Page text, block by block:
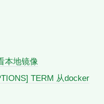
本地镜像
TERM 从docker